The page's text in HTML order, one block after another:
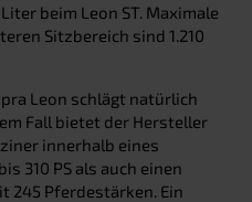
beim Leon ST. Maximale
Sitzbereich sind 1.210
Leon schlägt natürlich
Fall bietet der Hersteller
innerhalb eines
310 PS als auch einen
245 Pferdestärken. Ein